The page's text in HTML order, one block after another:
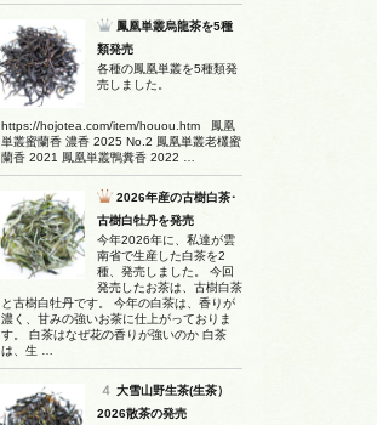
鳳凰単叢烏龍茶を5種
類発売
各種の鳳凰単叢を5種類発
売しました。
https://hojotea.com/item/houou.htm 鳳凰
単叢蜜蘭香 濃香 2025 No.2 鳳凰単叢老欉蜜
蘭香 2021 鳳凰単叢鴨糞香 2022 …
2026年産の古樹白茶･
古樹白牡丹を発売
今年2026年に、私達が雲
南省で生産した白茶を2
種、発売しました。 今回
発売したお茶は、古樹白茶
と古樹白牡丹です。 今年の白茶は、香りが
濃く、甘みの強いお茶に仕上がっておりま
す。 白茶はなぜ花の香りが強いのか 白茶
は、生 …
大雪山野生茶(生茶）
2026散茶の発売